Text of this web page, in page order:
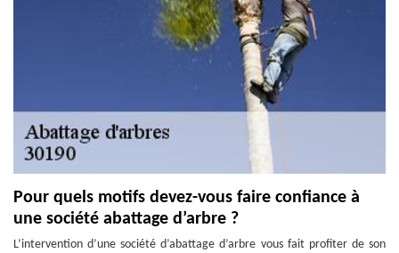
Pour quels motifs devez-vous faire confiance à
une société abattage d’arbre ?
L’intervention d’une société d’abattage d’arbre vous fait profiter de son